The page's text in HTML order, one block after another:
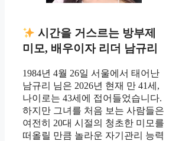
시간을 거스르는 방부제
미모, 배우이자 리더 남규리
1984년 4월 26일 서울에서 태어난
남규리 님은 2026년 현재 만 41세,
나이로는 43세에 접어들었습니다.
하지만 그녀를 처음 보는 사람들은
여전히 20대 시절의 청초한 미모를
떠올릴 만큼 놀라운 자기관리 능력